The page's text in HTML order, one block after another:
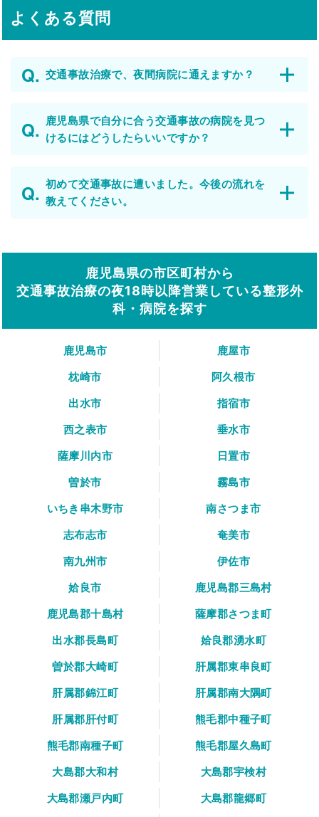
よくある質問
交通事故治療で、夜間病院に通えますか？
鹿児島県で自分に合う交通事故の病院を見つ
けるにはどうしたらいいですか？
初めて交通事故に遭いました。今後の流れを
教えてください。
鹿児島県の市区町村から
交通事故治療の夜18時以降営業している整形外
科・病院を探す
鹿児島市
鹿屋市
枕崎市
阿久根市
出水市
指宿市
西之表市
垂水市
薩摩川内市
日置市
曽於市
霧島市
いちき串木野市
南さつま市
志布志市
奄美市
南九州市
伊佐市
姶良市
鹿児島郡三島村
鹿児島郡十島村
薩摩郡さつま町
出水郡長島町
姶良郡湧水町
曽於郡大崎町
肝属郡東串良町
肝属郡錦江町
肝属郡南大隅町
肝属郡肝付町
熊毛郡中種子町
熊毛郡南種子町
熊毛郡屋久島町
大島郡大和村
大島郡宇検村
大島郡瀬戸内町
大島郡龍郷町